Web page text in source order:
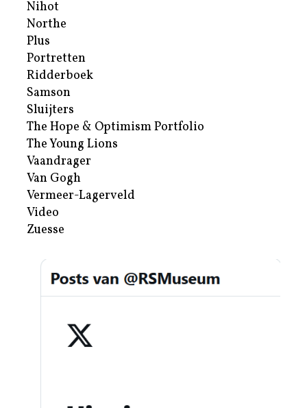
Nihot
Northe
Plus
Portretten
Ridderboek
Samson
Sluijters
The Hope & Optimism Portfolio
The Young Lions
Vaandrager
Van Gogh
Vermeer-Lagerveld
Video
Zuesse